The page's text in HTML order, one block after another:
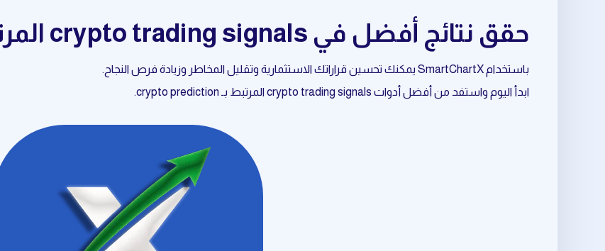
حقق نتائج أفضل في crypto trading signals المرتبط بـ crypto prediction
باستخدام SmartChartX يمكنك تحسين قراراتك الاستثمارية وتقليل المخاطر وزيادة فرص النجاح.
ابدأ اليوم واستفد من أفضل أدوات crypto trading signals المرتبط بـ crypto prediction.